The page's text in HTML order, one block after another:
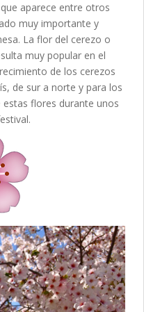
aparece entre otros
muy importante y
La flor del cerezo o
muy popular en el
de los cerezos
de sur a norte y para los
flores durante unos